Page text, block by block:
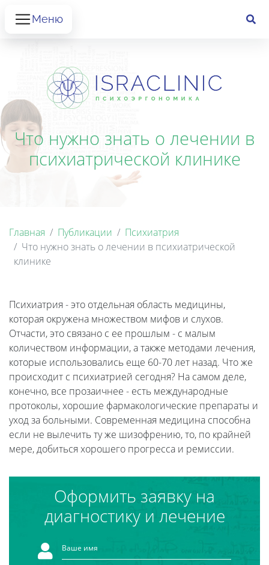
Меню
Что нужно знать о лечении в
психиатрической клинике
Главная Публикации
Психиатрия
Что нужно знать о лечении в психиатрической
клинике
Психиатрия - это отдельная область медицины,
которая окружена множеством мифов и слухов.
Отчасти, это связано с ее прошлым - с малым
количеством информации, а также методами лечения,
которые использовались еще 60-70 лет назад. Что же
происходит с психиатрией сегодня? На самом деле,
конечно, все прозаичнее - есть международные
протоколы, хорошие фармакологические препараты и
уход за больными. Современная медицина способна
если не вылечить ту же шизофрению, то, по крайней
мере, добиться хорошего прогресса и ремиссии.
Оформить заявку на
диагностику и лечение